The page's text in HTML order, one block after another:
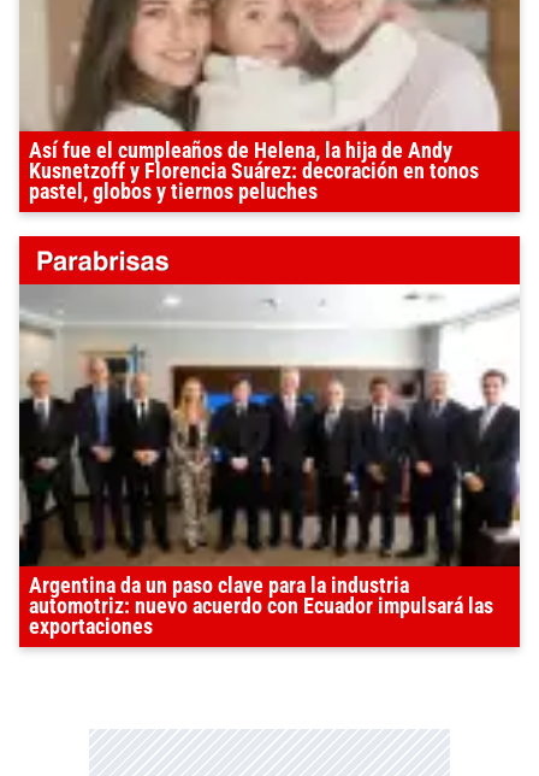
Así fue el cumpleaños de Helena, la hija de Andy
Kusnetzoff y Florencia Suárez: decoración en tonos
pastel, globos y tiernos peluches
Argentina da un paso clave para la industria
automotriz: nuevo acuerdo con Ecuador impulsará las
exportaciones